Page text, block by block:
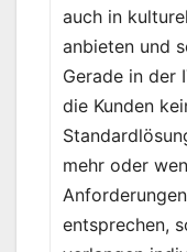
auch in
anbieten und
Gerade in der
die Kunden
mehr oder
Anforderungen
entsprechen,